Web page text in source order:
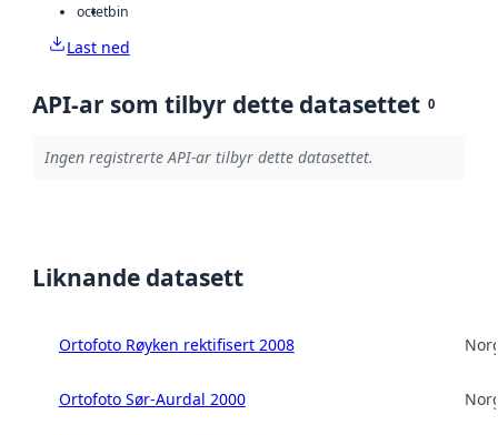
octetbin
Last ned
API-ar som tilbyr dette datasettet 0
Ingen registrerte API-ar tilbyr dette datasettet.
Liknande datasett
Ortofoto Røyken rektifisert 2008
Ortofoto Sør-Aurdal 2000